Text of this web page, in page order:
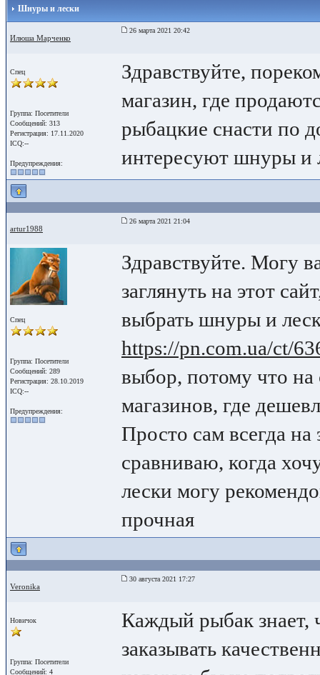
Шнуры и лески
Илюша Марченко
26 марта 2021 20:42
Спец
Группа: Посетители
Сообщений: 313
Регистрация: 17.11.2020
ICQ:--
Предупреждения:
Здравствуйте,
магазин, где
рыбацкие снасти по
интересуют шнуры и
artur1988
26 марта 2021 21:04
Спец
Группа: Посетители
Сообщений: 289
Регистрация: 28.10.2019
ICQ:--
Предупреждения:
Здравствуйте. Могу
заглянуть на этот
выбрать шнуры и
https://pn.com.ua/ct/
выбор, потому что на
магазинов, где
Просто сам всегда
сравниваю, когда
лески могу
прочная
Veronika
30 августа 2021 17:27
Новичок
Группа: Посетители
Сообщений: 4
Каждый рыбак знает,
заказывать